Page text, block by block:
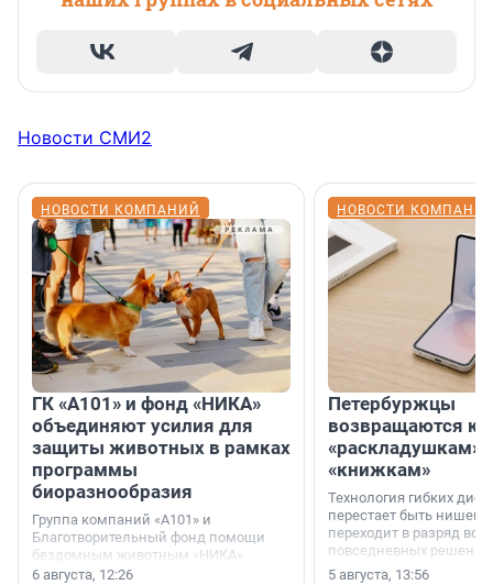
Новости СМИ2
НОВОСТИ КОМПАНИЙ
ГК «А101» и фонд «НИКА»
объединяют усилия для
защиты животных в рамках
программы
биоразнообразия
Группа компаний «А101» и
Благотворительный фонд помощи
бездомным животным «НИКА»
заключили соглашение о
6 августа, 12:26
НОВОСТИ
Петербуржцы
возвращаются к
«раскладушкам»
«книжкам»
Технология гибких
перестает быть
переходит в разряд
повседневных
5 августа, 13:56